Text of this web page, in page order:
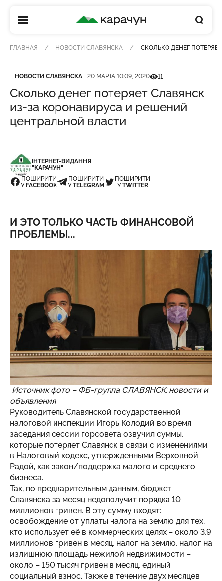
КАРАЧУН
ГЛАВНАЯ НОВОСТИ СЛАВЯНСКА СКОЛЬКО ДЕНЕГ
Категория
НОВОСТИ СЛАВЯНСКА
Дата публикации 20 МАРТА 10:09, 2020Кількість переглядів
11
Сколько денег потеряет Славянск
из-за коронавируса и решений
центральной власти
ІНТЕРНЕТ-ВИДАННЯ
"КАРАЧУН"
ПОШИРИТИ
У FACEBOOK
ПОШИРИТИ
УTELEGRAM
ПОШИРИТИ
УTWITTER
И ЭТО ТОЛЬКО ЧАСТЬ ФИНАНСОВОЙ
ПРОБЛЕМЫ...
Источник фото – ФБ-группа СЛАВЯНСК: новости и
объявления
Руководитель Славянской государственной
налоговой инспекции Игорь Колодий во время
заседания сессии горсовета озвучил суммы,
которые потеряет Славянск в связи с изменениями
в Налоговый кодекс, утвержденными Верховной
Радой, как закон/поддержка малого и среднего
бизнеса.
Так, по предварительным данным, бюджет
Славянска за месяц недополучит порядка 10
миллионов гривен. В эту сумму входят:
освобождение от уплаты налога на землю для тех,
кто использует её в коммерческих целях – около 3,9
миллионов гривен в месяц, налог на землю, налог на
излишнюю площадь нежилой недвижимости –
около – 150 тысяч гривен в месяц, единый
социальный взнос. Также в течение двух месяцев